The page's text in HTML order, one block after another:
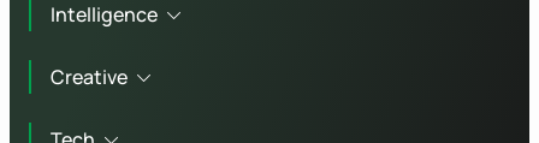
Intelligence
Technisch advies
Creative